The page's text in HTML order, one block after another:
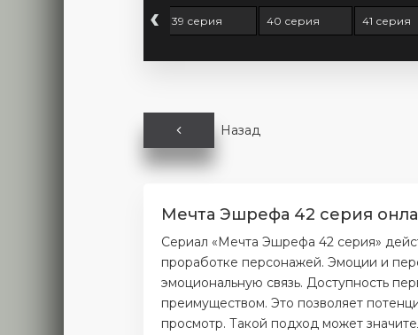
‹ 39 серия 40 серия 41 серия
Назад
Мечта Эшрефа 42 серия
Сериал «Мечта Эшрефа 42 серия»
проработке персонажей. Эмоции и
эмоциональную связь. Доступность
преимуществом. Это позволяет
просмотр. Такой подход может